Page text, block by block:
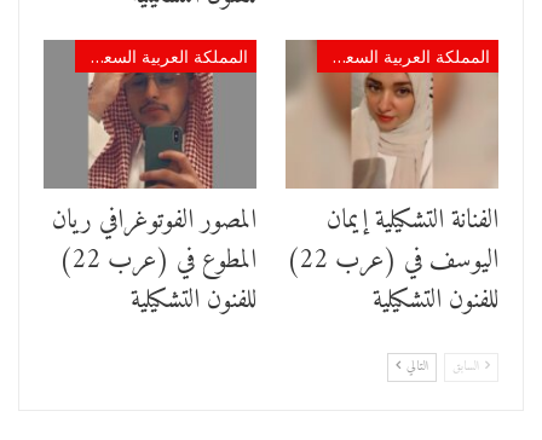
المملكة العربية السعودية
الفنانة التشكيلية إيمان
اليوسف في (عرب 22)
للفنون التشكيلية
المملكة العربية السعودية
المصور الفوتوغرافي ريان
المطوع في (عرب 22)
للفنون التشكيلية
السابق التالي